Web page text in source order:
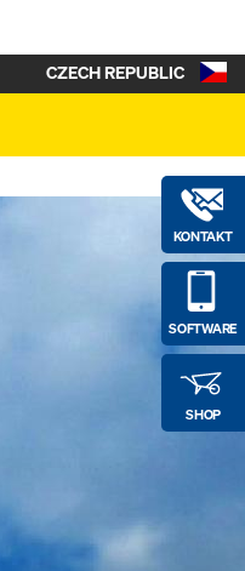
KONTAKT
SOFTWARE
SHOP
CZECH REPUBLIC